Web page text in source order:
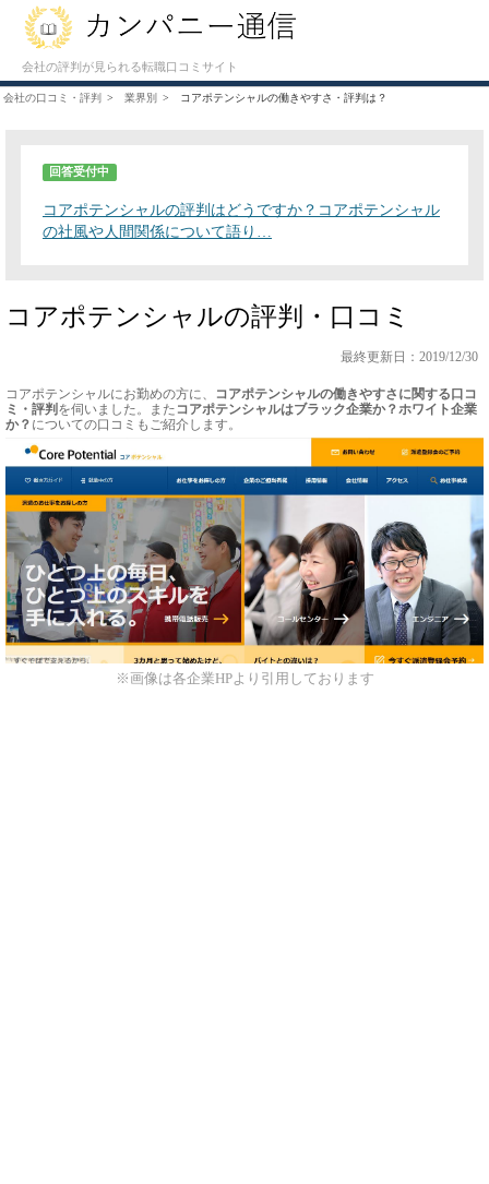
会社の評判が見られる転職口コミサイト
会社の口コミ・評判 業界別 コアポテンシャルの働きやすさ・評判は？
回答受付中
コアポテンシャルの評判はどうですか？コアポテンシャル
の社風や人間関係について語り…
コアポテンシャルの評判・口コミ
最終更新日：2019/12/30
コアポテンシャルにお勤めの方に、
コアポテンシャルの働きやすさに関する口コ
ミ・評判 を伺いました。また コアポテンシャルはブラック企業か？ホワイト企業
か？ についての口コミもご紹介します。
※画像は各企業HPより引用しております